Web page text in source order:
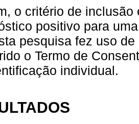
o critério de
positivo para
pesquisa fez uso
o Termo de
individual.